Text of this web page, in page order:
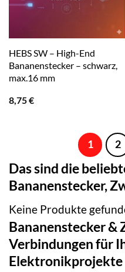
HEBS SW – High-End
Bananenstecker – schwarz,
max.16 mm
8,75€
1 2
Das sind die
Bananenstecker,
Keine Produkte
Bananenstecker &
Verbindungen für
Elektronikprojekte